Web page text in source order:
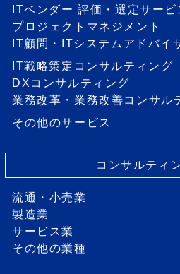
ITベンダー 評価・選定サービ
プロジェクトマネジメント
IT顧問・ITシステムアドバイ
IT戦略策定コンサルティング
DXコンサルティング
業務改革・業務改善コンサル
その他のサービス
コンサルティ
流通・小売業
製造業
サービス業
その他の業種